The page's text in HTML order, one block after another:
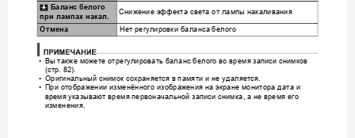
Баланс белого Снижение эффекта света от лампы накаливания
при лампах накал.
Отмена Нет регулировки баланса белого
• Вы также можете отрегулировать баланс белого во время записи снимков
(стр. 82).
•
Оригинальный снимок сохраняется в памяти и не удаляется.
• При отображении изменённого изображения на экране монитора дата и
время указывают время первоначальной записи снимка, а не время его
изменения.
«